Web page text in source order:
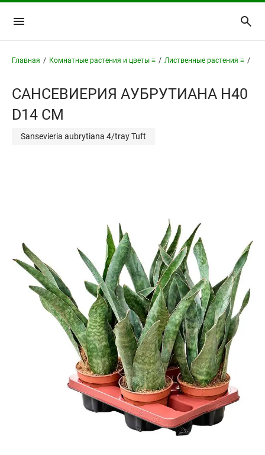
Главная / Комнатные растения и цветы ≡ / Лиственные растения ≡ /
САНСЕВИЕРИЯ АУБРУТИАНА H40
D14 СМ
Sansevieria aubrytiana 4/tray Tuft